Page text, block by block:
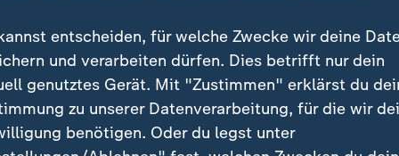
auf Grönland in Zahlen -
stationiert?
die USA viel mehr Militär als jetzt auf
nannte am Montag eine Zahl von einst mehr
entscheiden, für welche Zwecke wir deine
und verarbeiten dürfen. Dies betrifft nur dein
genutztes Gerät. Mit "Zustimmen" erklärst du
zu unserer Datenverarbeitung, für die wir
benötigen. Oder du legst unter